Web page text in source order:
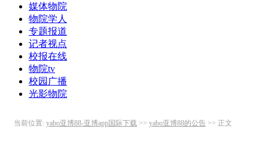
媒体物院
物院学人
专题报道
记者视点
校报在线
物院tv
校园广播
光影物院
当前位置: yabo亚博88-亚博app国际下载 >> yabo亚博88的公告 >> 正文